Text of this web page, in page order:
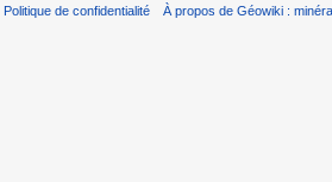
Politique de confidentialité À propos de Géowiki :